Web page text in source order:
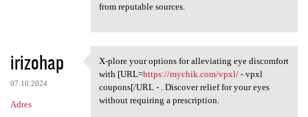
from reputable sources.
irizohap
07.10.2024
Adres
X-plore your options for
X-plore your options for alleviating eye discomfort
with [URL=https://mychik.com/vpxl/- vpxl
coupons[/URL - . Discover relief for your eyes
without requiring a prescription.